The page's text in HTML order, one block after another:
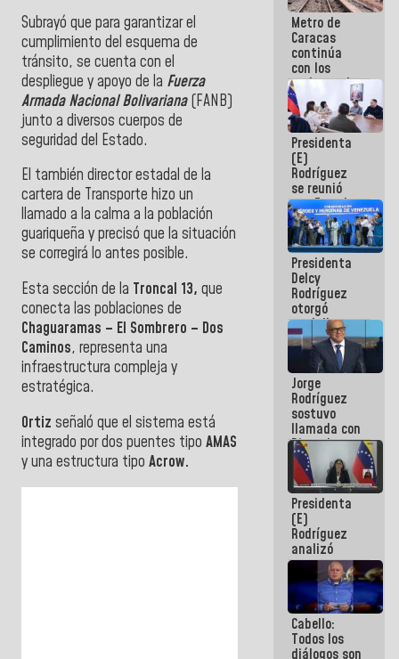
Subrayó que para garantizar el
cumplimiento del esquema de
tránsito, se cuenta con el
despliegue y apoyo de la Fuerza
Armada Nacional Bolivariana(FANB)
junto a diversos cuerpos de
seguridad del Estado.
El también director estadal de la
cartera de Transporte hizo un
llamado a la calma a la población
guariqueña y precisó que la situación
se corregirá lo antes posible.
Esta sección de la Troncal 13, que
conecta las poblaciones de
Chaguaramas – El Sombrero – Dos
Caminos, representa una
infraestructura compleja y
estratégica.
Ortiz señaló que el sistema está
integrado por dos puentes tipo AMAS
y una estructura tipo Acrow.
Metro de
Caracas
continúa
con los
trabajos de
mantenimiento
e inspección
en la Línea 2
Presidenta
(E)
Rodríguez
se reunió
con Estado
Mayor
Eléctrico
para
abordar
planes de
acción
Presidenta
Delcy
Rodríguez
otorgó
medalla
"Héroe de
Venezuela"
a servidores
públicos
Jorge
Rodríguez
sostuvo
llamada con
Dinorah
Figuera y
acuerdan
primer
encuentro
presencial
para el
diálogo
Presidenta
(E)
Rodríguez
analizó
junto a
gobernadores
planes de
recuperación
del Sistema
Eléctrico
Cabello:
Todos los
diálogos son